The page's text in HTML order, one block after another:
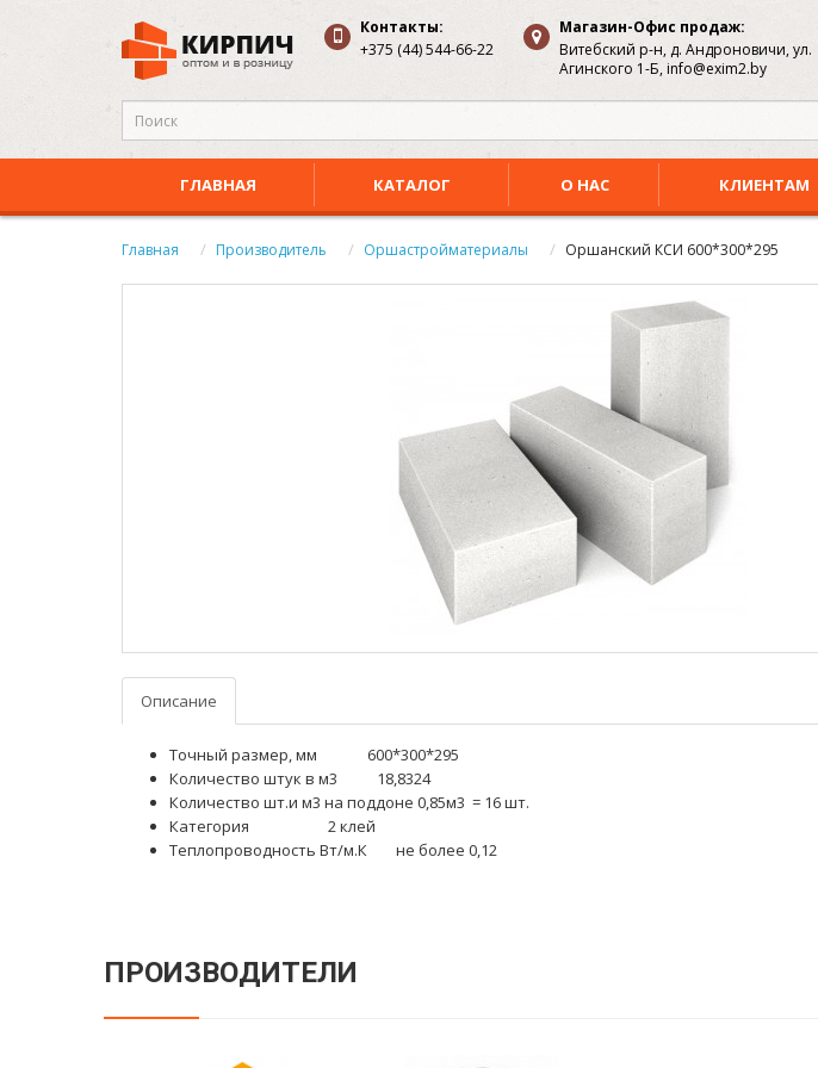
Контакты:
+375 (44) 544-66-22
Магазин-Офис продаж:
Витебский р-н, д. Андроновичи, ул.
Агинского 1-Б, info@exim2.by
ГЛАВНАЯ КАТАЛОГ О НАС КЛИЕНТАМ
Главная Производитель Оршастройматериалы Оршанский КСИ 600*300*295
Описание
Точный размер, мм 600*300*295
Количество штук в м3 18,8324
Количество шт.и м3 на поддоне 0,85м3 = 16 шт.
Категория 2 клей
Теплопроводность Вт/м.К не более 0,12
ПРОИЗВОДИТЕЛИ